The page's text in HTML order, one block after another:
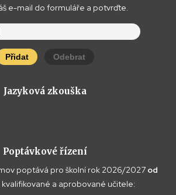
e-mail do formuláře a potvrďte.
Přidat Odebrat
Jazyková zkouška
Poptávkové řízení
poptává pro školní rok 2026/2027 od
kvalifikované a aprobované učitele: